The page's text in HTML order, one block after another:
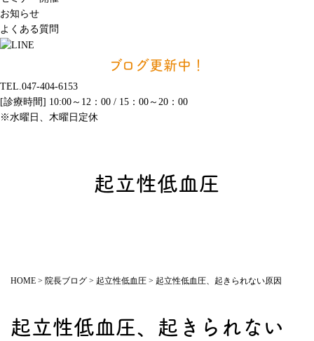
お知らせ
よくある質問
ブログ更新中！
TEL.047-404-6153
[診療時間] 10:00～12：00 / 15：00～20：00
※水曜日、木曜日定休
起立性低血圧
HOME > 院長ブログ > 起立性低血圧 > 起立性低血圧、起きられない原因
起立性低血圧、起きられない